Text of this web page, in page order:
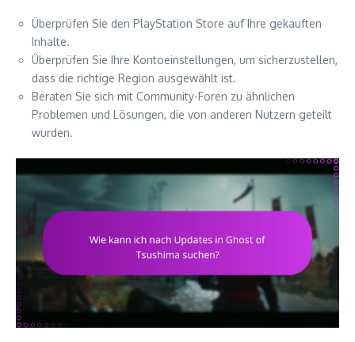
Überprüfen Sie den PlayStation Store auf Ihre gekauften
Inhalte.
Überprüfen Sie Ihre Kontoeinstellungen, um sicherzustellen,
dass die richtige Region ausgewählt ist.
Beraten Sie sich mit Community-Foren zu ähnlichen
Problemen und Lösungen, die von anderen Nutzern geteilt
wurden.